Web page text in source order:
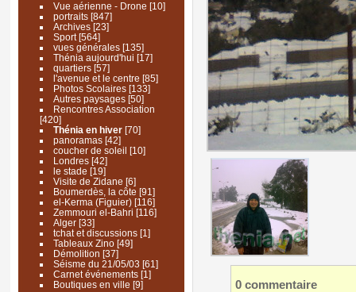
Vue aérienne - Drone [10]
portraits[847]
Archives [23]
Sport[564]
vues générales[135]
Thénia aujourd'hui [17]
quartiers[57]
l'avenue et le centre [85]
Photos Scolaires[133]
Autres paysages[50]
Rencontres Association
[420]
Thénia en hiver[70]
panoramas[42]
coucher de soleil [10]
Londres[42]
le stade [19]
Visite de Zidane [6]
Boumerdès, la côte [91]
el-Kerma (Figuier)[116]
Zemmouri el-Bahri [116]
Alger[33]
tchat et discussions[1]
Tableaux Zino[49]
Démolition [37]
Séisme du 21/05/03 [61]
Carnet événements[1]
Boutiques en ville [9] 0 commentaire